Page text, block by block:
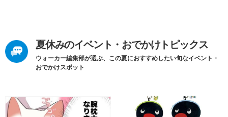
夏休みのイベント・おでかけトピックス
ウォーカー編集部が選ぶ、この夏におすすめしたい旬なイベント・
おでかけスポット